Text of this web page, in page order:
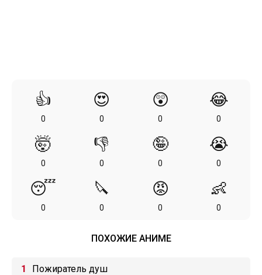
👍
0
😍
0
😲
0
😂
0
🤯
0
👎
0
🤪
0
😭
0
😴
0
🔪
0
😡
0
👶
0
ПОХОЖИЕ АНИМЕ
Пожиратель душ